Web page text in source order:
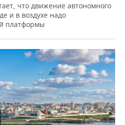
что движение автономного
и в воздухе надо
платформы